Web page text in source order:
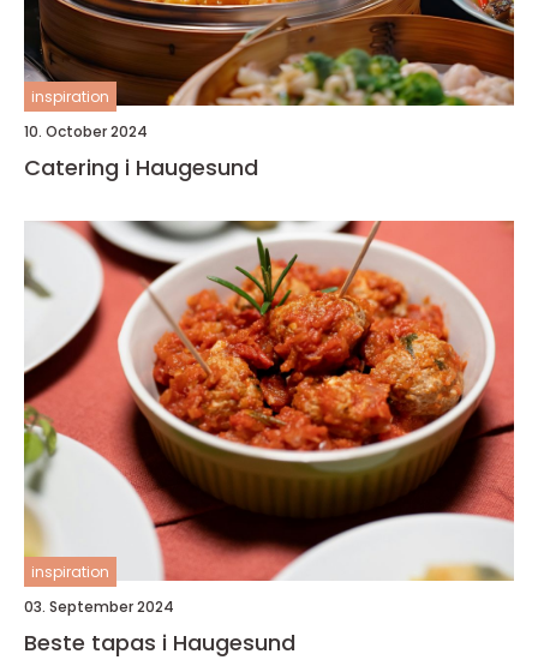
inspiration
10. October 2024
Catering i Haugesund
inspiration
03. September 2024
Beste tapas i Haugesund